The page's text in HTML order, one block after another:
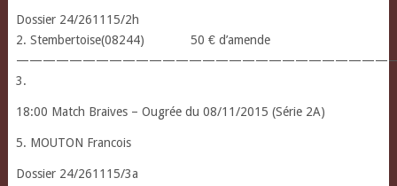
Dossier 24/261115/2h
2. Stembertoise(08244) 50 € d’amende
3.
18:00 Match Braives – Ougrée du 08/11/2015 (Série 2A)
5. MOUTON Francois
Dossier 24/261115/3a